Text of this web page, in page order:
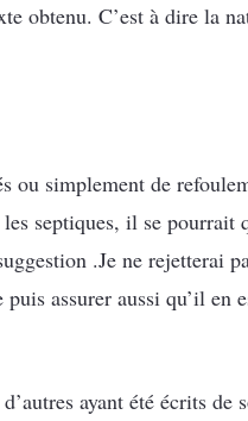
obtenu. C’est à dire la
ou simplement de
septiques, il se pourrait
.Je ne rejetterai
assurer aussi qu’il en
ayant été écrits de